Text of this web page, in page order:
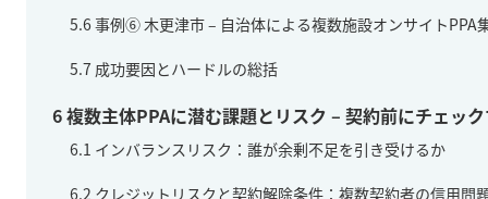
5.6事例⑥ 木更津市 – 自治体による複数施設オンサイトPPA
5.7 成功要因とハードルの総括
6複数主体PPAに潜む課題とリスク – 契約前にチェッ
6.1 インバランスリスク：誰が余剰不足を引き受けるか
6.2 クレジットリスクと契約解除条件：複数契約者の信用問